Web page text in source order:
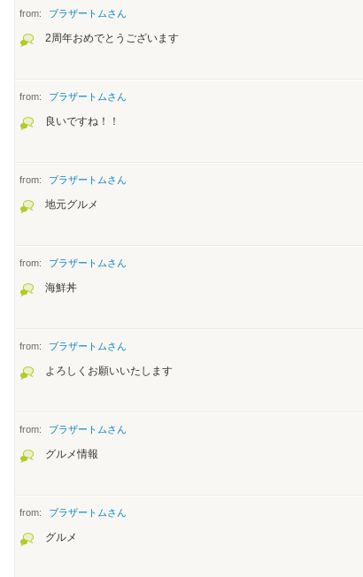
from: ブラザートムさん
2周年おめでとうございます
from: ブラザートムさん
良いですね！！
from: ブラザートムさん
地元グルメ
from: ブラザートムさん
海鮮丼
from: ブラザートムさん
よろしくお願いいたします
from: ブラザートムさん
グルメ情報
from: ブラザートムさん
グルメ